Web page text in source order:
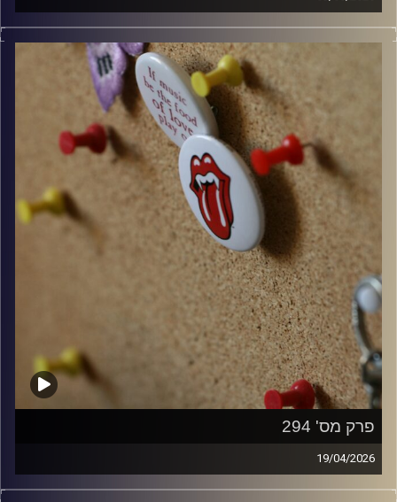
קלאסיקות רוק עם אורן הוף.
włodi
פרק מס' 294
19/04/2026
קלאסיקות רוק עם אורן הוף.